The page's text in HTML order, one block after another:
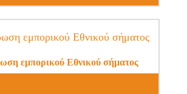
εμπορικού Εθνικού σήματος